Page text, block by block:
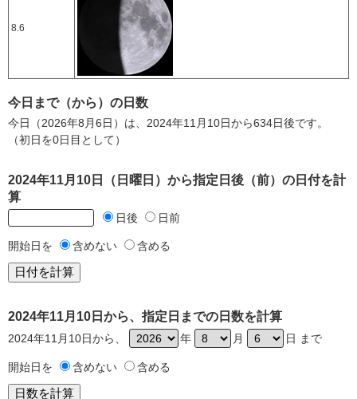
8.6
今日まで（から）の日数
今日（2026年8月6日）は、2024年11月10日から634日後です。
（初日を0日目として）
2024年11月10日（日曜日）から指定日後（前）の日付を計
算
日後 日前
開始日を 含めない 含める
2024年11月10日から、指定日までの日数を計算
2024年11月10日から、 年 月 日 まで
開始日を 含めない 含める